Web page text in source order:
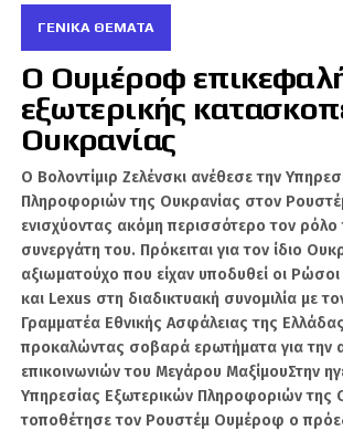
ασφάλεια του ψευδοκράτους
«αναπόσπαστο μέρος της
της Τουρκίας», αναφέροντας ότι
εγγυήτρια δύναμη, οφείλει να
αποφασιστικά για τη διατήρηση
της ασφάλειας και της
Κύπρο.
Ο Μπαγτσίογλου υποστήριξε ότι
διασυνδέσεις, οι τερματικοί
αγωγοί ενέργειας, τα λιμάνια, οι
μεταφορές και οι υποδομές
δεδομένων δεν πρέπει να
μεμονωμένα οικονομικά έργα,
τμήματα μιας ευρύτερης
στρατιωτικής αρχιτεκτονικής.
ΓΕΝΙΚΆ ΘΈΜΑΤΑ
Ο Ουμέροφ
εξωτερικής
Ουκρανίας
Ο Βολοντίμιρ Ζελένσκι ανέθεσε την
Πληροφοριών της Ουκρανίας στον
ενισχύοντας ακόμη περισσότερο τον ρόλο
συνεργάτη του. Πρόκειται για τον ίδιο
αξιωματούχο που είχαν υποδυθεί οι
και Lexus στη διαδικτυακή συνομιλία με
Γραμματέα Εθνικής Ασφάλειας της
προκαλώντας σοβαρά ερωτήματα για την
επικοινωνιών του Μεγάρου ΜαξίμουΣτην
Υπηρεσίας Εξωτερικών Πληροφοριών της
τοποθέτησε τον Ρουστέμ Ουμέροφ ο